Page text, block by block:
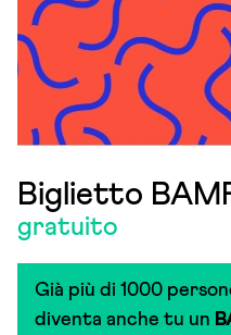
Biglietto
gratuito
Già più di 1000
diventa anche tu un